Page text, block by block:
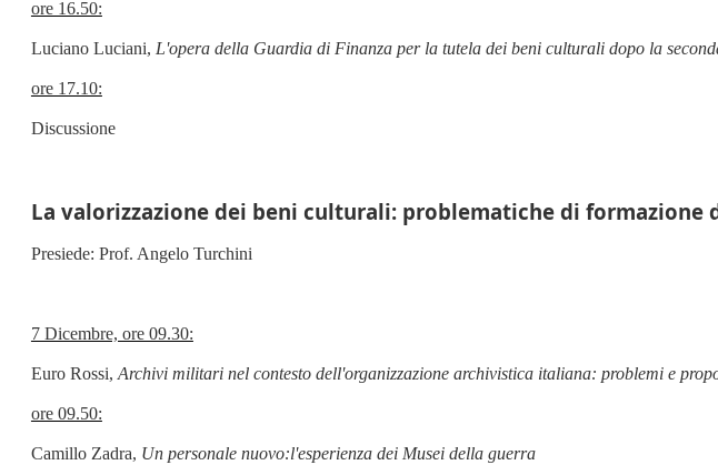
ore 16.50:
Luciano Luciani, L'opera della Guardia di Finanza per la tutela dei beni culturali dopo la
ore 17.10:
Discussione
La valorizzazione dei beni culturali: problematiche di
Presiede: Prof. Angelo Turchini
7 Dicembre, ore 09.30:
Euro Rossi, Archivi militari nel contesto dell'organizzazione archivistica italiana: problemi e
ore 09.50:
Camillo Zadra, Un personale nuovo:l'esperienza dei Musei della guerra